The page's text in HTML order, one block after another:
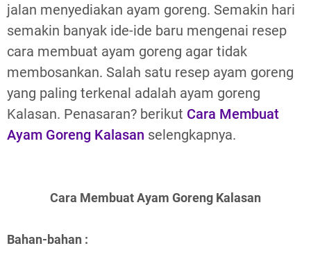
jalan menyediakan ayam goreng. Semakin hari
semakin banyak ide-ide baru mengenai resep
cara membuat ayam goreng agar tidak
membosankan. Salah satu resep ayam goreng
yang paling terkenal adalah ayam goreng
Kalasan. Penasaran? berikut Cara Membuat
Ayam Goreng Kalasan selengkapnya.
Cara Membuat Ayam Goreng Kalasan
Bahan-bahan :